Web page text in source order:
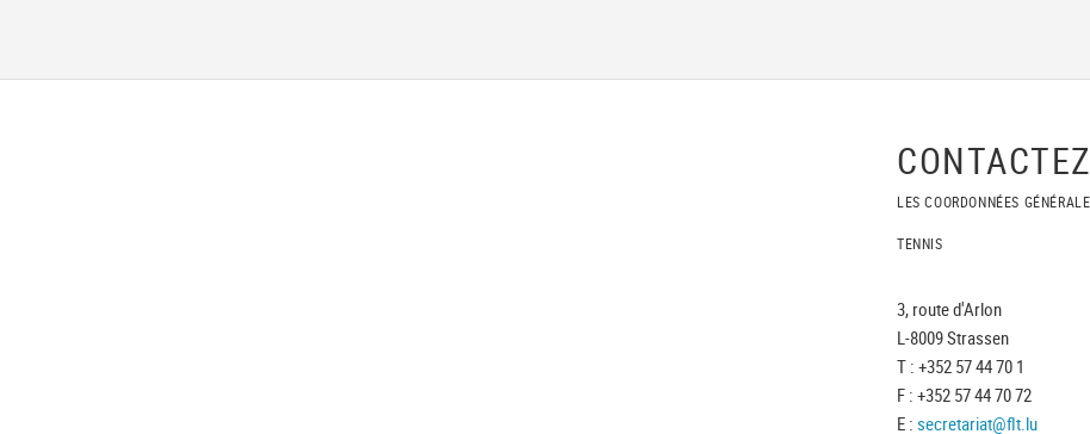
LES COORDONNÉES
TENNIS
3, route d'Arlon
L-8009 Strassen
T : +352 57 44 70 1
F : +352 57 44 70 72
E : secretariat@flt.lu